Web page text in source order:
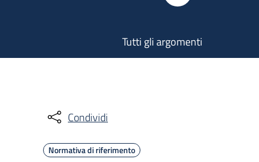
Tutti gli argomenti
Condividi
Normativa di riferimento